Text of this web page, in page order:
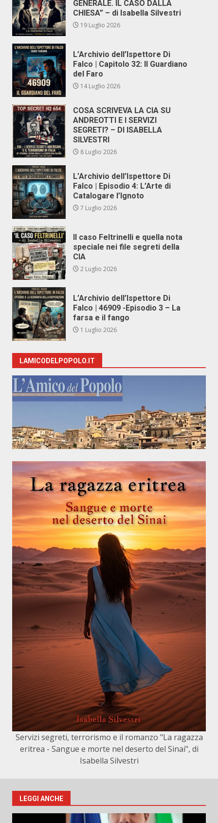
GENERALE. IL CASO DALLA
CHIESA” – di Isabella Silvestri
19 Luglio 2026
L’Archivio dell’Ispettore Di
Falco | Capitolo 32: Il Guardiano
del Faro
14 Luglio 2026
COSA SCRIVEVA LA CIA SU
ANDREOTTI E I SERVIZI
SEGRETI? – DI ISABELLA
SILVESTRI
8 Luglio 2026
L’Archivio dell’Ispettore Di
Falco | Episodio 4: L’Arte di
Catalogare l’Ignoto
7 Luglio 2026
Il caso Feltrinelli e quella nota
speciale nei file segreti della
CIA
2 Luglio 2026
L’Archivio dell’Ispettore Di
Falco | 46909 -Episodio 3 – La
farsa e il fango
1 Luglio 2026
LAMICODELPOPOLO.IT
Servizi segreti, terrorismo e il romanzo "La ragazza
eritrea - Sangue e morte nel deserto del Sinai", di
Isabella Silvestri
LEGGI ANCHE